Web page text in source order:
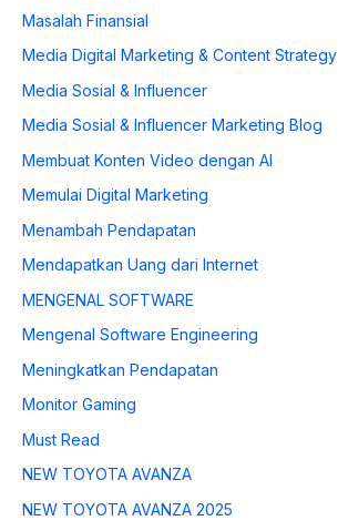
Masalah Finansial
Media Digital Marketing & Content Strategy
Media Sosial & Influencer
Media Sosial & Influencer Marketing Blog
Membuat Konten Video dengan AI
Memulai Digital Marketing
Menambah Pendapatan
Mendapatkan Uang dari Internet
MENGENAL SOFTWARE
Mengenal Software Engineering
Meningkatkan Pendapatan
Monitor Gaming
Must Read
NEW TOYOTA AVANZA
NEW TOYOTA AVANZA 2025